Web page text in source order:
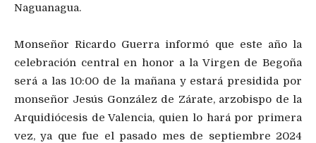
Naguanagua.
Monseñor Ricardo Guerra informó que este año la
celebración central en honor a la Virgen de Begoña
será a las 10:00 de la mañana y estará presidida por
monseñor Jesús González de Zárate, arzobispo de la
Arquidiócesis de Valencia, quien lo hará por primera
vez, ya que fue el pasado mes de septiembre 2024